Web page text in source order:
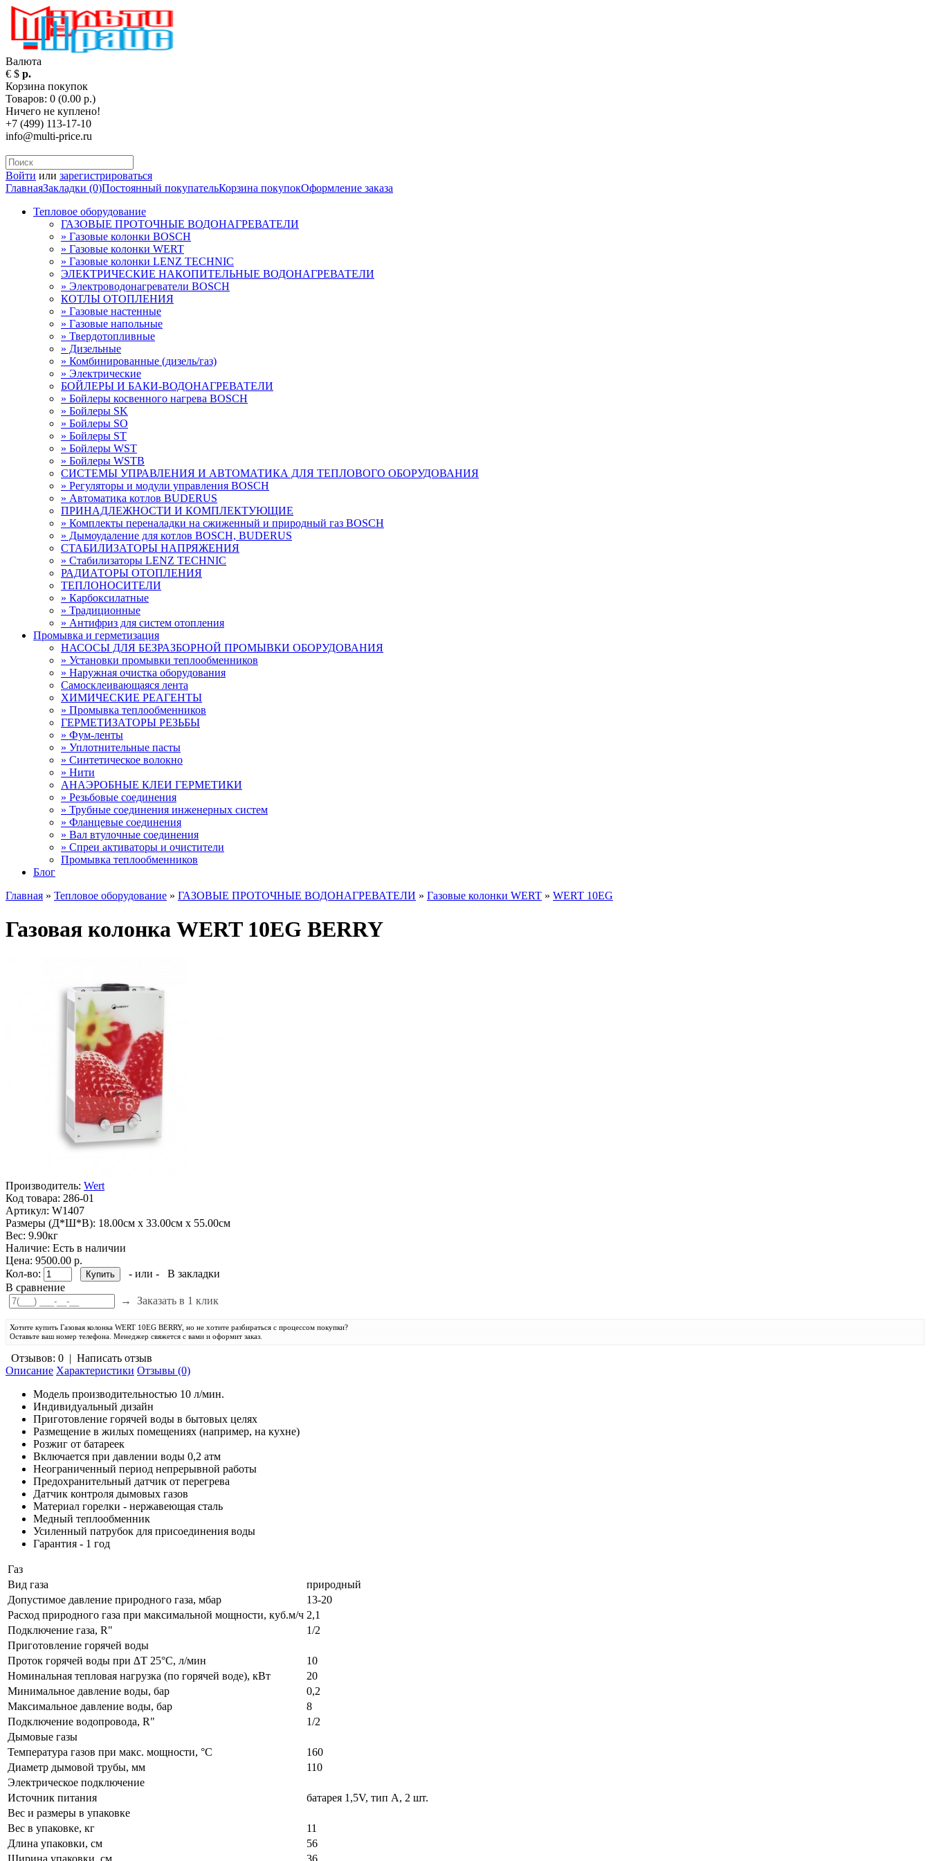
Валюта
€ $ р.
Корзина покупок
Товаров: 0 (0.00 р.)
Ничего не куплено!
+7 (499) 113-17-10
info@multi-price.ru
Войти или зарегистрироваться
ГлавнаяЗакладки (0)Постоянный покупательКорзина покупокОформление заказа
Тепловое оборудование
ГАЗОВЫЕ ПРОТОЧНЫЕ ВОДОНАГРЕВАТЕЛИ
» Газовые колонки BOSCH
» Газовые колонки WERT
» Газовые колонки LENZ TECHNIC
ЭЛЕКТРИЧЕСКИЕ НАКОПИТЕЛЬНЫЕ ВОДОНАГРЕВАТЕЛИ
» Электроводонагреватели BOSCH
КОТЛЫ ОТОПЛЕНИЯ
» Газовые настенные
» Газовые напольные
» Твердотопливные
» Дизельные
» Комбинированные (дизель/газ)
» Электрические
БОЙЛЕРЫ И БАКИ-ВОДОНАГРЕВАТЕЛИ
» Бойлеры косвенного нагрева BOSCH
» Бойлеры SK
» Бойлеры SО
» Бойлеры ST
» Бойлеры WST
» Бойлеры WSTB
СИСТЕМЫ УПРАВЛЕНИЯ И АВТОМАТИКА ДЛЯ ТЕПЛОВОГО ОБОРУДОВАНИЯ
» Регуляторы и модули управления BOSCH
» Автоматика котлов BUDERUS
ПРИНАДЛЕЖНОСТИ И КОМПЛЕКТУЮЩИЕ
» Комплекты переналадки на сжиженный и природный газ BOSCH
» Дымоудаление для котлов BOSCH, BUDERUS
СТАБИЛИЗАТОРЫ НАПРЯЖЕНИЯ
» Стабилизаторы LENZ TECHNIC
РАДИАТОРЫ ОТОПЛЕНИЯ
ТЕПЛОНОСИТЕЛИ
» Карбоксилатные
» Традиционные
» Антифриз для систем отопления
Промывка и герметизация
НАСОСЫ ДЛЯ БЕЗРАЗБОРНОЙ ПРОМЫВКИ ОБОРУДОВАНИЯ
» Установки промывки теплообменников
» Наружная очистка оборудования
Самосклеивающаяся лента
ХИМИЧЕСКИЕ РЕАГЕНТЫ
» Промывка теплообменников
ГЕРМЕТИЗАТОРЫ РЕЗЬБЫ
» Фум-ленты
» Уплотнительные пасты
» Синтетическое волокно
» Нити
АНАЭРОБНЫЕ КЛЕИ ГЕРМЕТИКИ
» Резьбовые соединения
» Трубные соединения инженерных систем
» Фланцевые соединения
» Вал втулочные соединения
» Спреи активаторы и очистители
Промывка теплообменников
Блог
Главная » Тепловое оборудование » ГАЗОВЫЕ ПРОТОЧНЫЕ ВОДОНАГРЕВАТЕЛИ » Газовые колонки WERT » WERT 10EG
Газовая колонка WERT 10EG BERRY
Производитель: Wert
Код товара: 286-01
Артикул: W1407
Размеры (Д*Ш*В): 18.00см x 33.00см x 55.00см
Вес: 9.90кг
Наличие: Есть в наличии
Цена: 9500.00 р.
Кол-во:
- или -
В закладки
В сравнение
→ Заказать в 1 клик
Хотите купить Газовая колонка WERT 10EG BERRY, но не хотите разбираться с процессом покупки?
Оставьте ваш номер телефона. Менеджер свяжется с вами и оформит заказ.
Отзывов: 0 | Написать отзыв
Описание Характеристики Отзывы (0)
Модель производительностью 10 л/мин.
Индивидуальный дизайн
Приготовление горячей воды в бытовых целях
Размещение в жилых помещениях (например, на кухне)
Розжиг от батареек
Включается при давлении воды 0,2 атм
Неограниченный период непрерывной работы
Предохранительный датчик от перегрева
Датчик контроля дымовых газов
Материал горелки - нержавеющая сталь
Медный теплообменник
Усиленный патрубок для присоединения воды
Гарантия - 1 год
Газ
Вид газа
природный
Допустимое давление природного газа, мбар
13-20
Расход природного газа при максимальной мощности, куб.м/ч 2,1
Подключение газа, R"
1/2
Приготовление горячей воды
Проток горячей воды при ∆Т 25°C, л/мин
10
Номинальная тепловая нагрузка (по горячей воде), кВт
20
Минимальное давление воды, бар
0,2
Максимальное давление воды, бар
8
Подключение водопровода, R"
1/2
Дымовые газы
Температура газов при макс. мощности, °C
160
Диаметр дымовой трубы, мм
110
Электрическое подключение
Источник питания
батарея 1,5V, тип А, 2 шт.
Вес и размеры в упаковке
Вес в упаковке, кг
11
Длина упаковки, см
56
Ширина упаковки, см
36